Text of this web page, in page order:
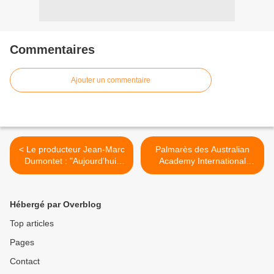
Commentaires
Ajouter un commentaire
< Le producteur Jean-Marc
Dumontet : "Aujourd’hui,
hélas, on est beaucoup
Palmarès des Australian
Academy International
Awards : Dunkerque, Gary
Hébergé par Overblog
Top articles
Pages
Contact